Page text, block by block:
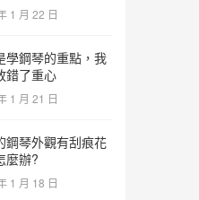
1 月 22 日
學鋼琴的重點，我
錯了重心
1 月 21 日
鋼琴外觀有刮痕花
麼辦?
1 月 18 日